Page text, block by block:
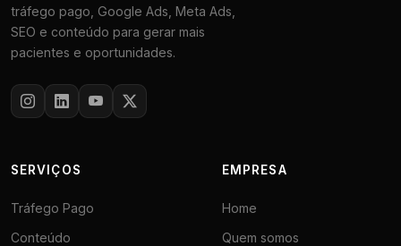
tráfego pago, Google Ads, Meta Ads,
SEO e conteúdo para gerar mais
pacientes e oportunidades.
SERVIÇOS
Tráfego Pago
Conteúdo
EMPRESA
Home
Quem somos